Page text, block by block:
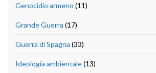
Genocidio armeno (11)
Grande Guerra (17)
Guerra di Spagna (33)
Ideologia ambientale(13)